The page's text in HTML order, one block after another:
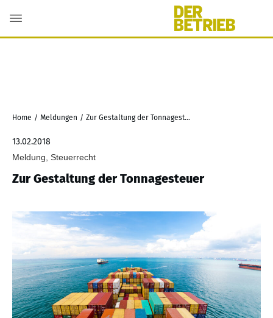
Home / Meldungen / Zur Gestaltung der Tonnagesteuer
13.02.2018
Meldung, Steuerrecht
Zur Gestaltung der Tonnagesteuer